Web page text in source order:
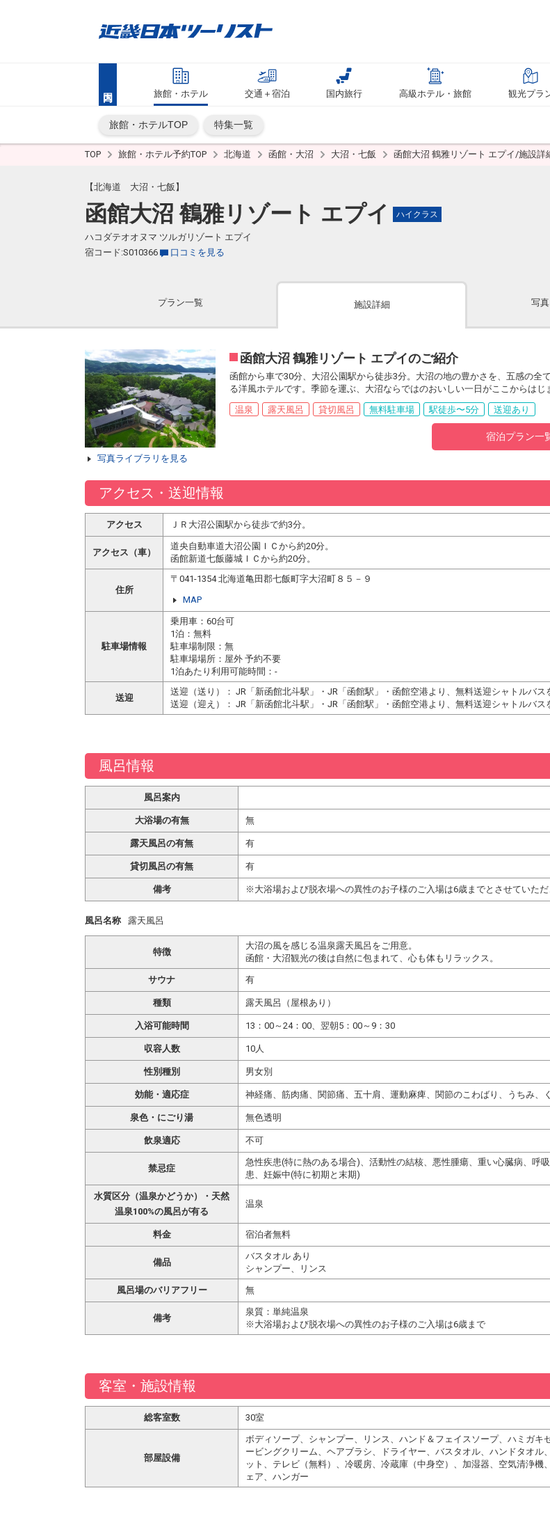
旅館・ホテル 交通＋宿泊 国内旅行 高級ホテル・旅館 観光プラ
旅館・ホテルTOP 特集一覧
TOP 旅館・ホテル予約TOP 北海道 函館・大沼 大沼・七飯 函館大沼 鶴雅リゾート エプイ/施設詳
【北海道 大沼・七飯】
函館大沼 鶴雅リゾート エプイ ハイクラス
ハコダテオオヌマ ツルガリゾート エプイ
宿コード:S010366
口コミを見る
プラン一覧 施設詳細 写
写真ライブラリを見る
函館大沼 鶴雅リゾート エプイのご紹介
函館から車で30分、大沼公園駅から徒歩3分。大沼の地の豊かさを、五感の
る洋風ホテルです。季節を運ぶ、大沼ならではのおいしい一日がここからはじ
温泉
露天風呂 貸切風呂 無料駐車場 駅徒歩〜5分 送迎あり
宿泊プラン一
アクセス・送迎情報
アクセス ＪＲ大沼公園駅から徒歩で約3分。
アクセス（車）
道央自動車道大沼公園ＩＣから約20分。
函館新道七飯藤城ＩＣから約20分。
住所
〒041-1354 北海道亀田郡七飯町字大沼町８５－９
MAP
駐車場情報
乗用車：60台可
1泊：無料
駐車場制限：無
駐車場場所：屋外 予約不要
1泊あたり利用可能時間：-
送迎
送迎（送り）： JR「新函館北斗駅」・JR「函館駅」・函館空港より、無料送迎シャトルバ
送迎（迎え）： JR「新函館北斗駅」・JR「函館駅」・函館空港より、無料送迎シャトルバ
風呂情報
風呂案内
大浴場の有無 無
露天風呂の有無 有
貸切風呂の有無 有
備考 ※大浴場および脱衣場への異性のお子様のご入場は6歳までとさせていただ
風呂名称 露天風呂
特徴
大沼の風を感じる温泉露天風呂をご用意。
函館・大沼観光の後は自然に包まれて、心も体もリラックス。
サウナ 有
種類 露天風呂（屋根あり）
入浴可能時間 13：00～24：00、翌朝5：00～9：30
収容人数 10人
性別種別 男女別
効能・適応症 神経痛、筋肉痛、関節痛、五十肩、運動麻痺、関節のこわばり、うちみ
泉色・にごり湯 無色透明
飲泉適応 不可
禁忌症
急性疾患(特に熱のある場合)、活動性の結核、悪性腫瘍、重い心臓病、呼
患、妊娠中(特に初期と末期)
水質区分（温泉かどうか）・天然
温泉100%の風呂が有る
温泉
料金 宿泊者無料
備品
バスタオル あり
シャンプー、リンス
風呂場のバリアフリー 無
備考
泉質：単純温泉
※大浴場および脱衣場への異性のお子様のご入場は6歳まで
客室・施設情報
総客室数 30室
部屋設備
ボディソープ、シャンプー、リンス、ハンド＆フェイスソープ、ハミガ
ービングクリーム、ヘアブラシ、ドライヤー、バスタオル、ハンドタオ
ット、テレビ（無料）、冷暖房、冷蔵庫（中身空）、加湿器、空気清浄
ェア、ハンガー